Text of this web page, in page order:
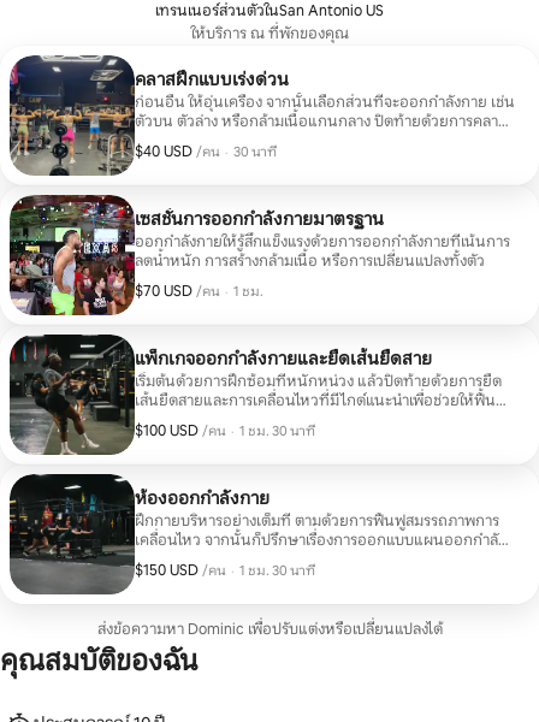
เทรนเนอร์ส่วนตัวในSan Antonio US
ให้บริการ ณ ที่พักของคุณ
คลาสฝึกแบบเร่งด่วน
ก่อนอื่น ให้อุ่นเครื่อง จากนั้นเลือกส่วนที่จะออกกำลังกาย เช่น
ตัวบน ตัวล่าง หรือกล้ามเนื้อแกนกลาง ปิดท้ายด้วยการคลาย
เครียด
$40 USD /คน
$40 USD ต่อคน
, · 30 นาที
เซสชั่นการออกกำลังกายมาตรฐาน
ออกกำลังกายให้รู้สึกแข็งแรงด้วยการออกกำลังกายที่เน้นการ
ลดน้ำหนัก การสร้างกล้ามเนื้อ หรือการเปลี่ยนแปลงทั้งตัว
$70 USD /คน
$70 USD ต่อคน
, · 1 ชม.
แพ็กเกจออกกำลังกายและยืดเส้นยืดสาย
เริ่มต้นด้วยการฝึกซ้อมที่หนักหน่วง แล้วปิดท้ายด้วยการยืด
เส้นยืดสายและการเคลื่อนไหวที่มีไกด์แนะนำเพื่อช่วยให้ฟื้นตัว
ได้ดี
$100 USD /คน
$100 USD ต่อคน
, · 1 ชม. 30 นาที
ห้องออกกำลังกาย
ฝึกกายบริหารอย่างเต็มที่ ตามด้วยการฟื้นฟูสมรรถภาพการ
เคลื่อนไหว จากนั้นก็ปรึกษาเรื่องการออกแบบแผนออกกำลัง
กาย 4 สัปดาห์และคำแนะนำด้านโภชนาการ
$150 USD /คน
$150 USD ต่อคน
, · 1 ชม. 30 นาที
ส่งข้อความหา Dominic เพื่อปรับแต่งหรือเปลี่ยนแปลงได้
คุณสมบัติของฉัน